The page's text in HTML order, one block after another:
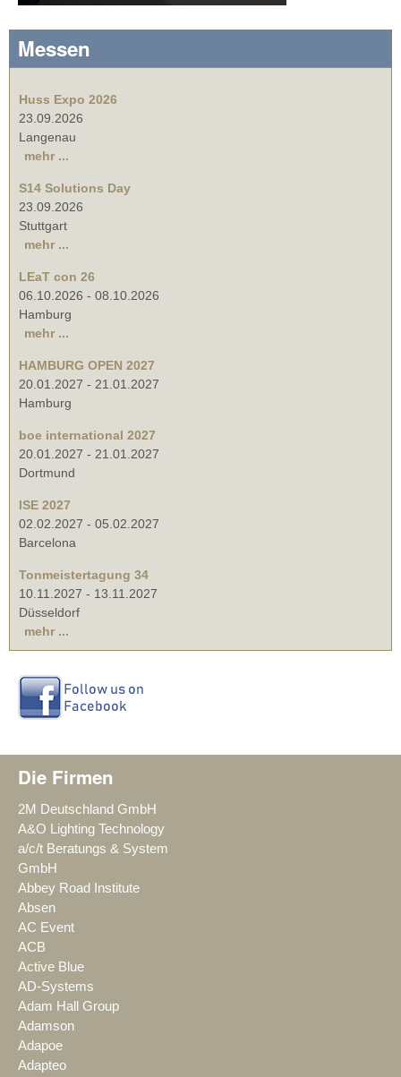
Messen
Huss Expo 2026
23.09.2026
Langenau
mehr ...
S14 Solutions Day
23.09.2026
Stuttgart
mehr ...
LEaT con 26
06.10.2026 - 08.10.2026
Hamburg
mehr ...
HAMBURG OPEN 2027
20.01.2027 - 21.01.2027
Hamburg
boe international 2027
20.01.2027 - 21.01.2027
Dortmund
ISE 2027
02.02.2027 - 05.02.2027
Barcelona
Tonmeistertagung 34
10.11.2027 - 13.11.2027
Düsseldorf
mehr ...
Die Firmen
2M Deutschland GmbH
A&O Lighting Technology
a/c/t Beratungs & System
GmbH
Abbey Road Institute
Absen
AC Event
ACB
Active Blue
AD-Systems
Adam Hall Group
Adamson
Adapoe
Adapteo